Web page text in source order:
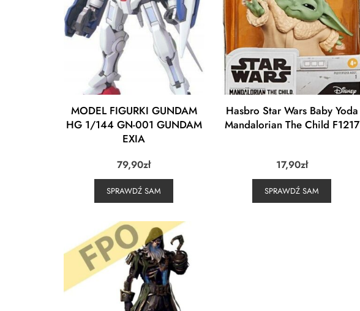
MODEL FIGURKI GUNDAM
HG 1/144 GN-001 GUNDAM
EXIA
79,90zł
SPRAWDŹ SAM
Hasbro Star Wars Baby Yoda
Mandalorian The Child F1217
17,90zł
SPRAWDŹ SAM